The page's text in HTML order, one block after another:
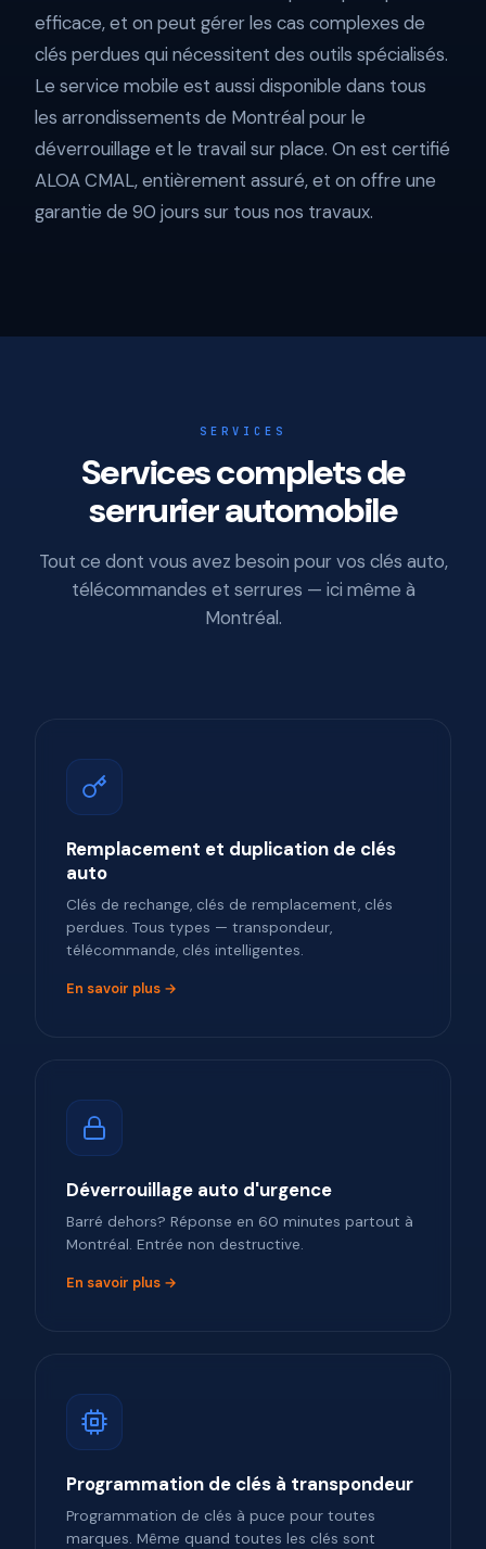
efficace, et on peut gérer les cas complexes de
clés perdues qui nécessitent des outils spécialisés.
Le service mobile est aussi disponible dans tous
les arrondissements de Montréal pour le
déverrouillage et le travail sur place. On est certifié
ALOA CMAL, entièrement assuré, et on offre une
garantie de 90 jours sur tous nos travaux.
SERVICES
Services complets de
serrurier automobile
Tout ce dont vous avez besoin pour vos clés auto,
télécommandes et serrures — ici même à
Montréal.
Remplacement et duplication de clés
auto
Clés de rechange, clés de remplacement, clés
perdues. Tous types — transpondeur,
télécommande, clés intelligentes.
En savoir plus →
Déverrouillage auto d'urgence
Barré dehors? Réponse en 60 minutes partout à
Montréal. Entrée non destructive.
En savoir plus →
Programmation de clés à transpondeur
Programmation de clés à puce pour toutes
marques. Même quand toutes les clés sont